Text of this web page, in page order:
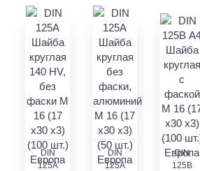
DIN
125A
DIN
125А
DIN
125В